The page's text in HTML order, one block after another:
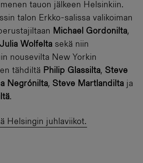
tauon jälkeen Helsinkiin.
talon Erkko-salissa valikoiman
Michael Gordonilta,
Julia Wolfelta sekä niin
nousevilta New Yorkin
tähdiltä Philip Glassilta, Steve
Negrónilta, Steve Martlandilta ja
.
Helsingin juhlaviikot.